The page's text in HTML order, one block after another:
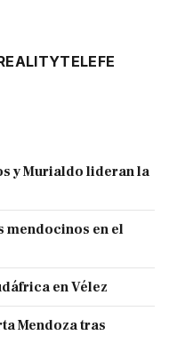
TELEFE
y Murialdo lideran la
mendocinos en el
en Vélez
Mendoza tras